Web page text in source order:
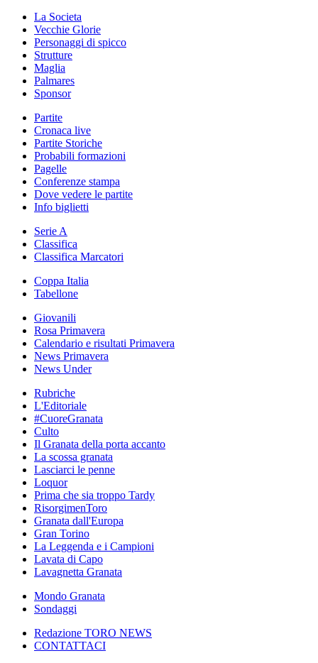
La Societa
Vecchie Glorie
Personaggi di spicco
Strutture
Maglia
Palmares
Sponsor
Partite
Cronaca live
Partite Storiche
Probabili formazioni
Pagelle
Conferenze stampa
Dove vedere le partite
Info biglietti
Serie A
Classifica
Classifica Marcatori
Coppa Italia
Tabellone
Giovanili
Rosa Primavera
Calendario e risultati Primavera
News Primavera
News Under
Rubriche
L'Editoriale
#CuoreGranata
Culto
Il Granata della porta accanto
La scossa granata
Lasciarci le penne
Loquor
Prima che sia troppo Tardy
RisorgimenToro
Granata dall'Europa
Gran Torino
La Leggenda e i Campioni
Lavata di Capo
Lavagnetta Granata
Mondo Granata
Sondaggi
Redazione TORO NEWS
CONTATTACI